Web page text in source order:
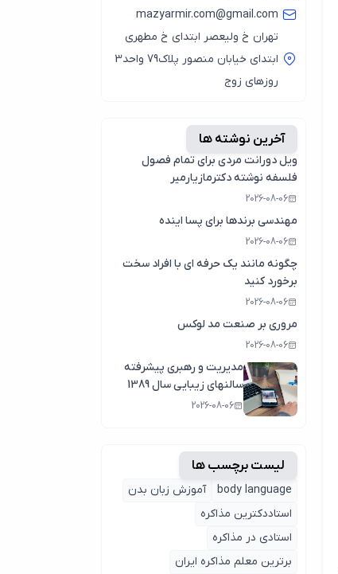
mazyarmir.com@gmail.com
تهران خ ولیعصر ابتدای خ مطهری
ابتدای خیابان منصور پلاک79 واحد3
روزهای زوج
آخرین نوشته ها
ویل دورانت مردی برای تمام فصول
فلسفه نوشته دکترمازیارمیر
2026-08-06
مهندسی برندها برای پسا اینده
2026-08-06
چگونه مانند یک حرفه ای با افراد سخت
برخورد کنید
2026-08-06
مروری بر صنعت مد لوکس
2026-08-06
مدیریت و رهبری پیشرفته
سالنهای زیبایی سال 1389
2026-08-06
لیست برچسب ها
body language
آموزش زبان بدن
استاددکترین مذاکره
استادی در مذاکره
برترین معلم مذاکره ایران